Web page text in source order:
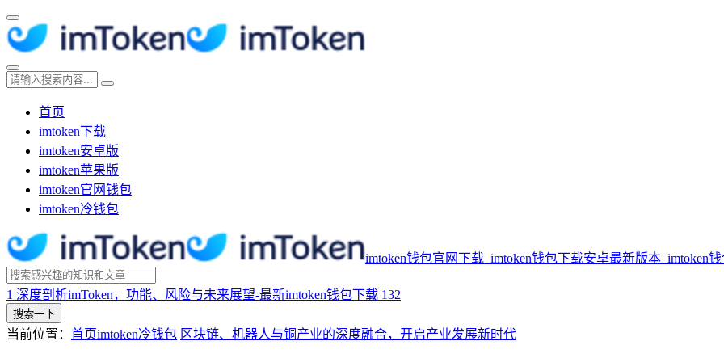
首页
imtoken下载
imtoken安卓版
imtoken苹果版
imtoken官网钱包
imtoken冷钱包
imtoken钱包官网下载_imtoken钱包下载安卓最新版本_imtoken
1 深度剖析imToken，功能、风险与未来展望-最新imtoken钱包下载 132
搜索一下
当前位置： 首页imtoken冷钱包 区块链、机器人与铜产业的深度融合，开启产业发展新时代